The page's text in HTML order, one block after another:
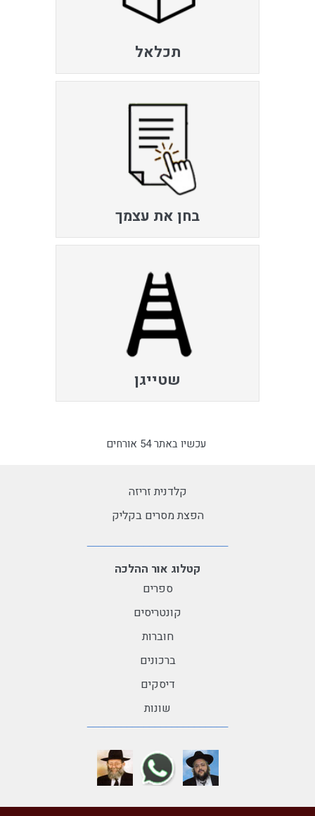
תכלאל
בחן את עצמך
שטייגן
עכשיו באתר 54 אורחים
קלדנית זריזה
הפצת מסרים בקליק
קטלוג אור ההלכה
ספרים
קונטריסים
חוברות
ברכונים
דיסקים
שונות